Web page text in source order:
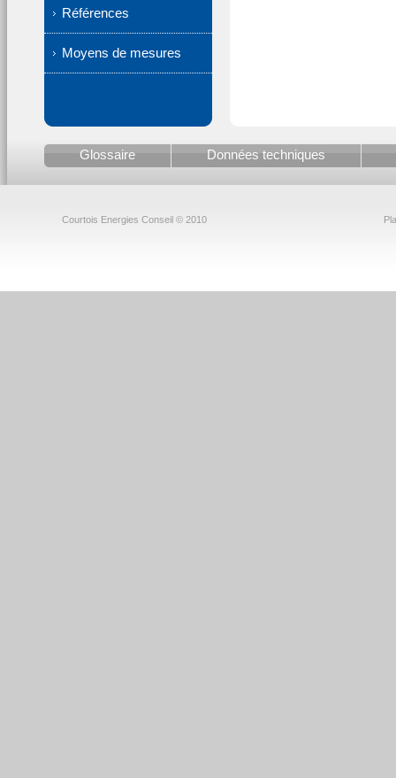
Références
Moyens de mesures
Glossaire Données techniques
Courtois Energies Conseil © 2010